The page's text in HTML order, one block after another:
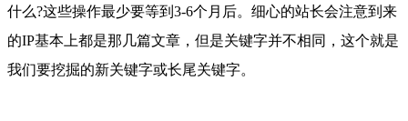
什么?这些操作最少要等到3-6个月后。细心的站长会注意到来
的IP基本上都是那几篇文章，但是关键字并不相同，这个就是
我们要挖掘的新关键字或长尾关键字。